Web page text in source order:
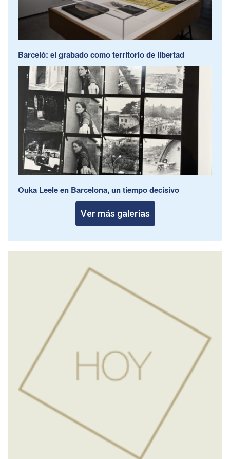
Barceló: el grabado como territorio de libertad
Ouka Leele en Barcelona, un tiempo decisivo
Ver más galerías